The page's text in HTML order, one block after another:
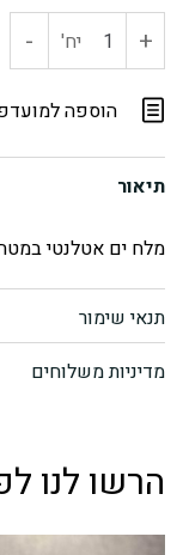
+ כמות
ים
אטלנטי
במטחנה
יח' -
הוספה
תיאור
מלח ים אטלנטי
תנאי שימור
מדיניות משלוחים
הרשו לנו